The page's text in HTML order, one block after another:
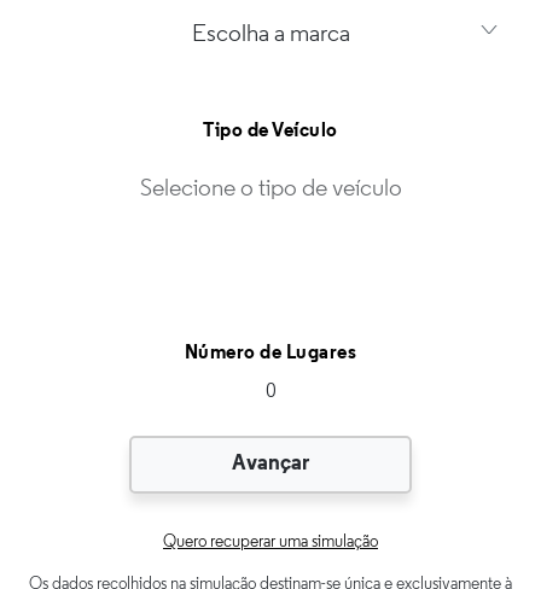
Tipo de Veículo
Número de Lugares
Quero recuperar uma simulação
Os dados recolhidos na simulação destinam-se única e exclusivamente à